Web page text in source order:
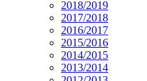
2018/2019
2017/2018
2016/2017
2015/2016
2014/2015
2013/2014